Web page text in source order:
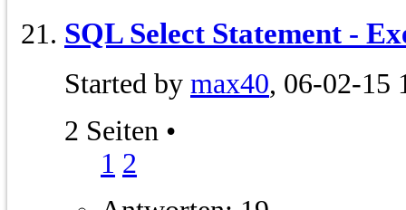
SQL Select Statement -
Started by max40, 06-02-15
2 Seiten •
1 2